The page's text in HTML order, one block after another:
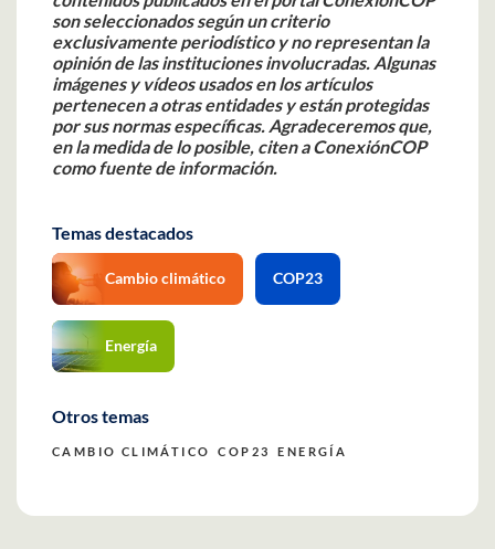
son seleccionados según un criterio
exclusivamente periodístico y no representan la
opinión de las instituciones involucradas. Algunas
imágenes y vídeos usados en los artículos
pertenecen a otras entidades y están protegidas
por sus normas específicas. Agradeceremos que,
en la medida de lo posible, citen a ConexiónCOP
como fuente de información.
Temas destacados
Cambio climático COP23
Energía
Otros temas
CAMBIO CLIMÁTICO COP23 ENERGÍA